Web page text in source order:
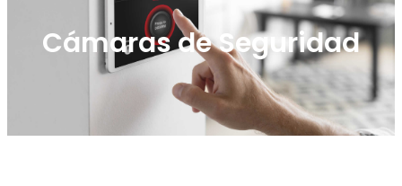
Cámaras de Seguridad